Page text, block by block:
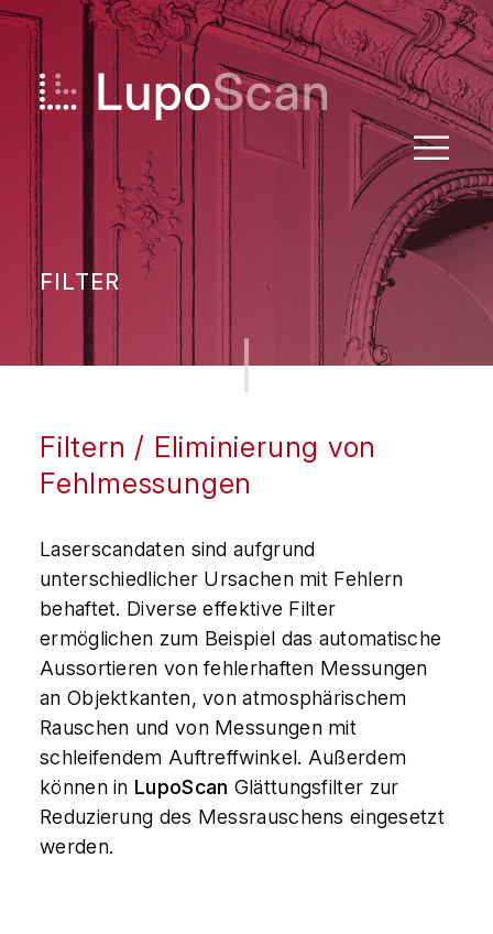
Skip
content
FILTER
Filtern / Eliminierung von
Fehlmessungen
Laserscandaten sind aufgrund
unterschiedlicher Ursachen mit Fehlern
behaftet. Diverse effektive Filter
ermöglichen zum Beispiel das automatische
Aussortieren von fehlerhaften Messungen
an Objektkanten, von atmosphärischem
Rauschen und von Messungen mit
schleifendem Auftreffwinkel. Außerdem
können in LupoScan Glättungsfilter zur
Reduzierung des Messrauschens eingesetzt
werden.